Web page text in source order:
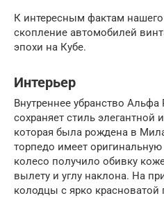
К интересным фактам
скопление автомобилей
эпохи на Кубе.
Интерьер
Внутреннее убранство
сохраняет стиль
которая была рождена в
торпедо имеет
колесо получило обивку
вылету и углу наклона. На
колодцы с ярко красноватой